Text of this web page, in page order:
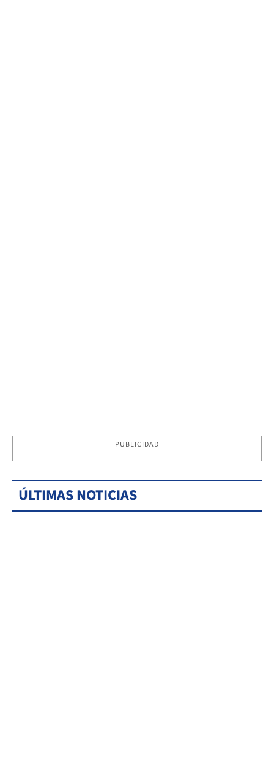
PUBLICIDAD
ÚLTIMAS NOTICIAS